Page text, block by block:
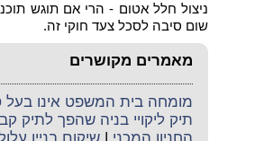
ניצול חלל אטום - הרי אם תוגש
שום סיבה לסכל צעד חוקי זה.
מאמרים מקושרים
מומחה בית המשפט אינו בעל
תיק ליקויי בניה שהפך לתיק